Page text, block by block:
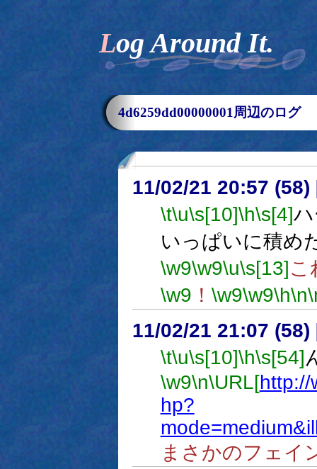
Log Around It.
4d6259dd00000001周辺のログ
11/02/21 20:57 (58)
\t\u\s[10]\h\s[4]
いっぱいに積め
\w9\w9\u\s[13]こ
\w9 ！ \w9\w9\h\n
11/02/21 21:07 (58)
\t\u\s[10]\h\s[54]
\w9\n\URL[http://
hp?
まさかのフェイ